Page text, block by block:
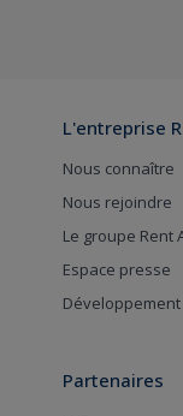
L'entreprise
Nous connaître
Nous rejoindre
Le groupe Rent
Espace presse
Partenaires